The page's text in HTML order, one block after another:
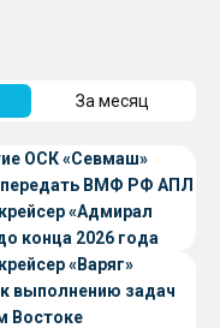
За месяц
ОСК «Севмаш»
передать ВМФ РФ АПЛ
«Адмирал
конца 2026 года
«Варяг»
к выполнению задач
Востоке